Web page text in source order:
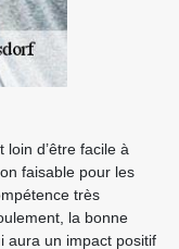
loin d’être facile à
faisable pour les
très
la bonne
aura un impact positif